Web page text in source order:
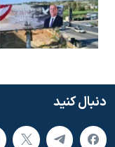
دنبال کنید